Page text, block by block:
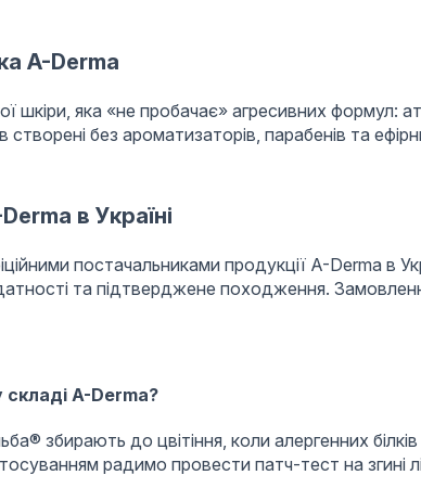
A-Derma
шкіри, яка «не пробачає» агресивних формул:
створені без ароматизаторів, парабенів та
в Україні
постачальниками продукції A-Derma в
та підтверджене походження.
A-Derma?
збирають до цвітіння, коли алергенних
радимо провести патч-тест на згині